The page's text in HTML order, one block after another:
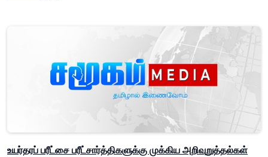
உயர்தரப் பரீட்சை பரீட்சார்த்திகளுக்கு முக்கிய அறிவுறுத்தல்கள்